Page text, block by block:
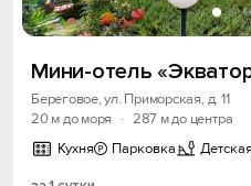
Мини-отель
Береговое, ул. Приморская, д. 11
20 м до моря
· 287 м до центра
Кухня
Парковка